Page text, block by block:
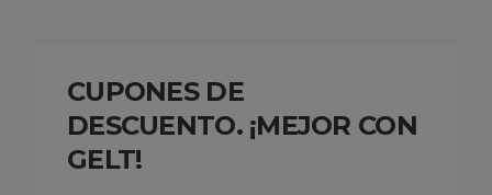
CUPONES DE
DESCUENTO. ¡MEJOR CON
GELT!